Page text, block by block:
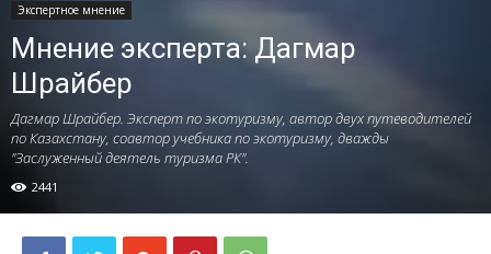
Экспертное мнение
Мнение эксперта: Дагмар
Шрайбер
Дагмар Шрайбер. Эксперт по экотуризму, автор двух путеводителей
по Казахстану, соавтор учебника по экотуризму, дважды
"Заслуженный деятель туризма РК".
2441